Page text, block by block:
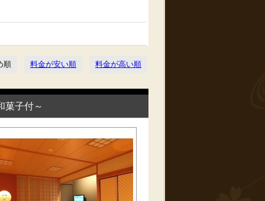
料金が高い順
料金が安い順
順
菓子付～